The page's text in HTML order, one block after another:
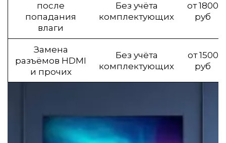
после
попадания
влаги
Без учёта
комплектующих
от 1800
руб
Замена
разъёмов HDMI
и прочих
Без учёта
комплектующих
от 1500
руб